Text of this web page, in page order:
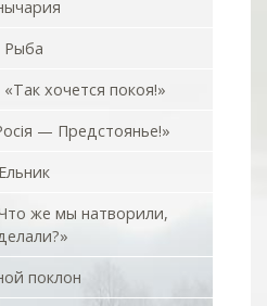
Рыба
хочется покоя!»
— Предстоянье!»
Ельник
же мы натворили,
поклон